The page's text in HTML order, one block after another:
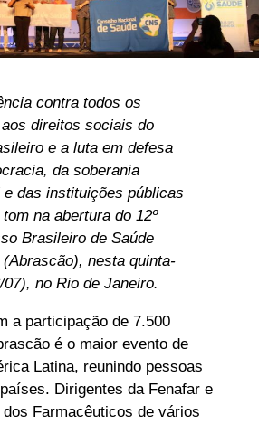
contra todos os
direitos sociais do
e a luta em defesa
da soberania
e das instituições públicas
na abertura do 12º
Brasileiro de Saúde
(Abrascão), nesta quinta-
no Rio de Janeiro.
a participação de 7.500
é o maior evento de
Latina, reunindo pessoas
Dirigentes da Fenafar e
Farmacêuticos de vários